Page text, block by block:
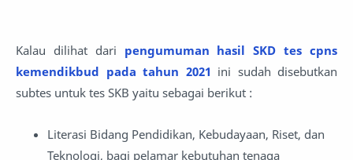
Kalau dilihat dari pengumuman hasil SKD tes cpns
kemendikbud pada tahun 2021 ini sudah disebutkan
subtes untuk tes SKB yaitu sebagai berikut :
Literasi Bidang Pendidikan, Kebudayaan, Riset, dan
Teknologi, bagi pelamar kebutuhan tenaga